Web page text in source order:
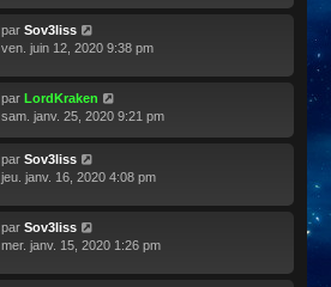
par Sov3liss
ven. juin 12, 2020 9:38 pm
par LordKraken
sam. janv. 25, 2020 9:21 pm
par Sov3liss
jeu. janv. 16, 2020 4:08 pm
par Sov3liss
mer. janv. 15, 2020 1:26 pm